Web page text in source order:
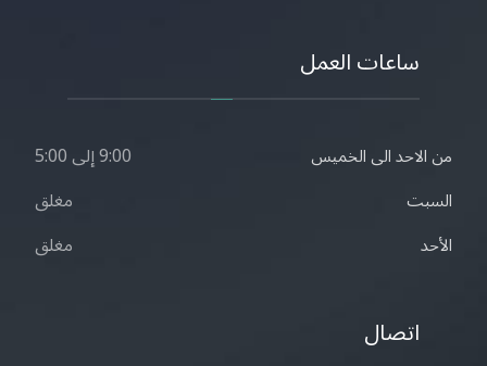
ساعات العمل
من الاحد الى الخميس 9:00 إلى 5:00
السبت مغلق
الأحد مغلق
اتصال